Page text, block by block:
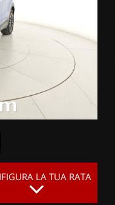
LA TUA RATA